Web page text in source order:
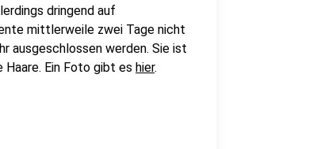
dringend auf
mittlerweile zwei Tage nicht
ausgeschlossen werden. Sie ist
Ein Foto gibt es hier.